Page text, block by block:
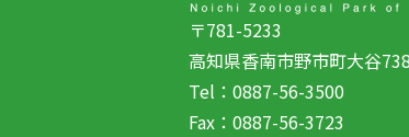
〒781-5233
高知県香南市野市町大谷738
Tel：0887-56-3500
Fax：0887-56-3723